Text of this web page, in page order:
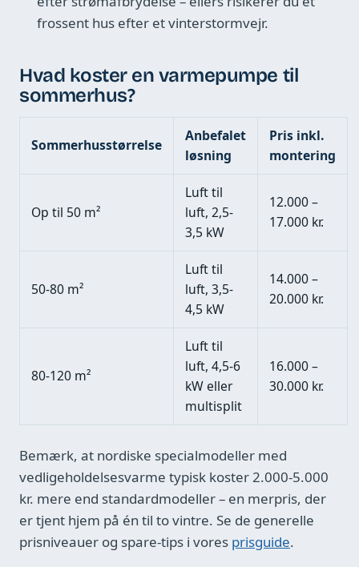
frossent hus efter et vinterstormvejr.
Hvad koster en varmepumpe til
sommerhus?
Sommerhusstørrelse
Anbefalet
løsning
Pris inkl.
montering
Op til 50 m²
Luft til
luft, 2,5-
3,5 kW
12.000 –
17.000 kr.
50-80 m²
Luft til
luft, 3,5-
4,5 kW
14.000 –
20.000 kr.
80-120 m²
Luft til
luft, 4,5-6
kW eller
multisplit
16.000 –
30.000 kr.
Bemærk, at nordiske specialmodeller med
vedligeholdelsesvarme typisk koster 2.000-5.000
kr. mere end standardmodeller – en merpris, der
er tjent hjem på én til to vintre. Se de generelle
prisniveauer og spare-tips i vores prisguide.